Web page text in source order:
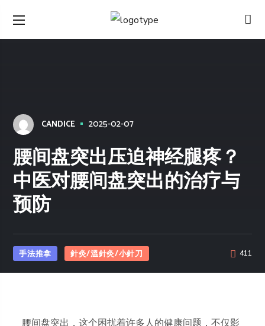
CANDICE 2025-02-07
腰间盘突出压迫神经腿疼？
中医对腰间盘突出的治疗与
预防
手法推拿 針灸/溫針灸/小針刀 411
腰间盘突出，这个困扰着许多人的健康问题，不仅影